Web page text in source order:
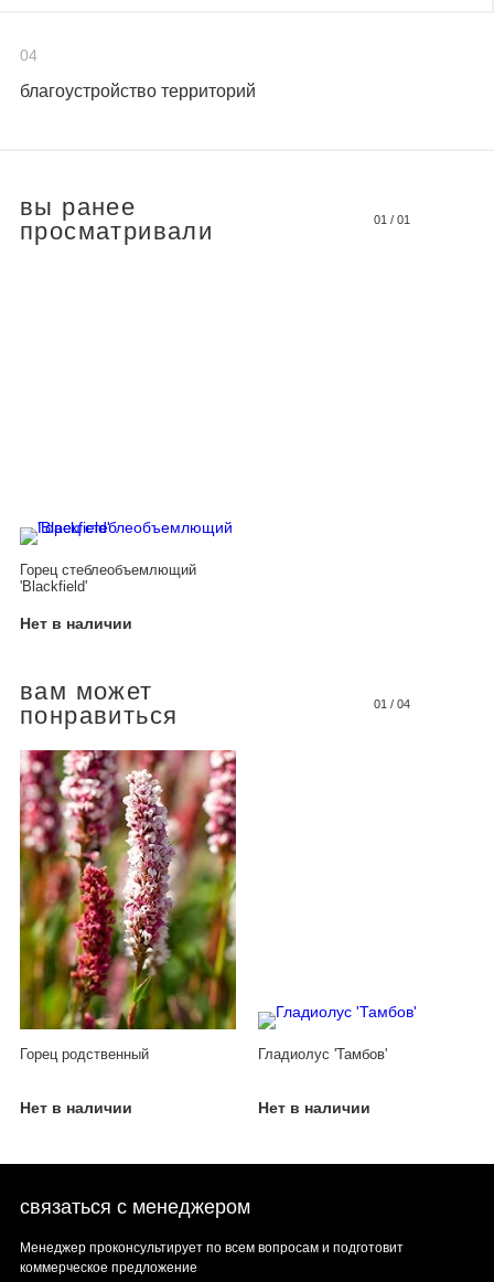
04
благоустройство территорий
вы ранее
просматривали
01 / 01
Горец стеблеобъемлющий
'Blackfield'
Нет в наличии
вам может
понравиться
01 / 04
Горец родственный
Нет в наличии
Гладиолус 'Тамбов'
Нет в наличии
связаться с менеджером
Менеджер проконсультирует по всем вопросам и подготовит
коммерческое предложение